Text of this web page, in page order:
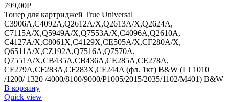
799,00Р
Тонер для картриджей True Universal
C3906A,C4092A,Q2612A/X,Q2613A/X,Q2624A,
C7115A/X,Q5949A/X,Q7553A/X,C4096A,Q2610A,
C4127A/X,C8061X,C4129X,CE505A/X,CF280A/X,
Q6511A/X,CZ192A,Q7516A,Q7570A,
Q7551A/X,CB435A,CB436A,CE285A,CE278A,
CF279A,CF283A,CF283X,CF244A (фл. 1кг) B&W (LJ 1010
/1200/ 1320 /4000/8100/9000/P1005/2015/2035/1102/M401) B&W
В корзину
Quick view